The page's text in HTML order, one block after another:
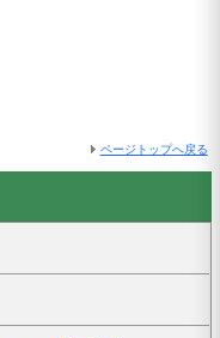
ページトップへ戻る